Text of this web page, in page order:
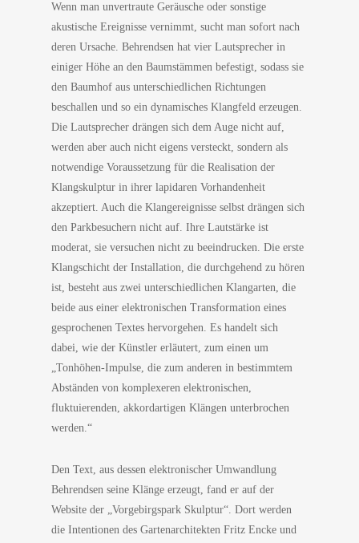
Wenn man unvertraute Geräusche oder sonstige
akustische Ereignisse vernimmt, sucht man sofort nach
deren Ursache. Behrendsen hat vier Lautsprecher in
einiger Höhe an den Baumstämmen befestigt, sodass sie
den Baumhof aus unterschiedlichen Richtungen
beschallen und so ein dynamisches Klangfeld erzeugen.
Die Lautsprecher drängen sich dem Auge nicht auf,
werden aber auch nicht eigens versteckt, sondern als
notwendige Voraussetzung für die Realisation der
Klangskulptur in ihrer lapidaren Vorhandenheit
akzeptiert. Auch die Klangereignisse selbst drängen sich
den Parkbesuchern nicht auf. Ihre Lautstärke ist
moderat, sie versuchen nicht zu beeindrucken. Die erste
Klangschicht der Installation, die durchgehend zu hören
ist, besteht aus zwei unterschiedlichen Klangarten, die
beide aus einer elektronischen Transformation eines
gesprochenen Textes hervorgehen. Es handelt sich
dabei, wie der Künstler erläutert, zum einen um
„Tonhöhen-Impulse, die zum anderen in bestimmtem
Abständen von komplexeren elektronischen,
fluktuierenden, akkordartigen Klängen unterbrochen
werden.“
Den Text, aus dessen elektronischer Umwandlung
Behrendsen seine Klänge erzeugt, fand er auf der
Website der „Vorgebirgspark Skulptur“. Dort werden
die Intentionen des Gartenarchitekten Fritz Encke und